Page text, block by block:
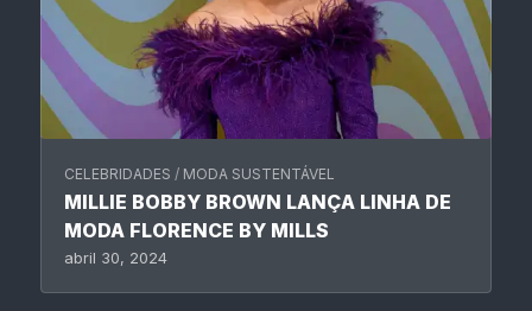
CELEBRIDADES / MODA SUSTENTÁVEL
MILLIE BOBBY BROWN LANÇA LINHA DE
MODA FLORENCE BY MILLS
abril 30, 2024